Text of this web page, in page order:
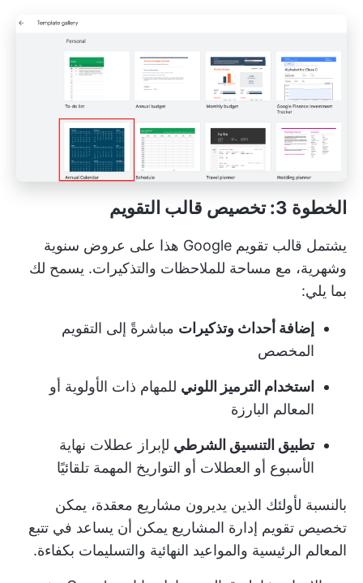
الخطوة 3: تخصيص قالب التقويم
يشتمل قالب تقويم Google هذا على عروض سنوية
وشهرية، مع مساحة للملاحظات والتذكيرات. يسمح لك
بما يلي:
إضافة أحداث وتذكيرات مباشرةً إلى التقويم
المخصص
استخدام الترميز اللوني للمهام ذات الأولوية أو
المعالم البارزة
تطبيق التنسيق الشرطي لإبراز عطلات نهاية
الأسبوع أو العطلات أو التواريخ المهمة تلقائيًا
بالنسبة لأولئك الذين يديرون مشاريع معقدة، يمكن
تخصيص تقويم إدارة المشاريع يمكن أن يساعد في تتبع
المعالم الرئيسية والمواعيد النهائية والتسليمات بكفاءة.